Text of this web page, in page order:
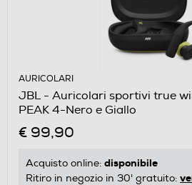
AURICOLARI
JBL - Auricolari sportivi true
PEAK 4-Nero e Giallo
€ 99,90
Acquisto online: disponibile
Ritiro in negozio in 30' gratuito: